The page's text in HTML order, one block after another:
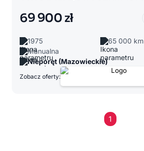
69 900 zł
1975
65 000 km
Manualna
Nieporęt (Mazowieckie)
Zobacz oferty:
1